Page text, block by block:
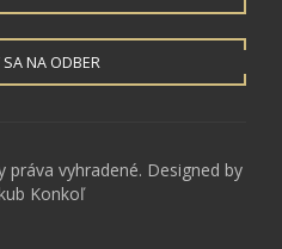
NA ODBER
vyhradené. Designed by
Konkoľ